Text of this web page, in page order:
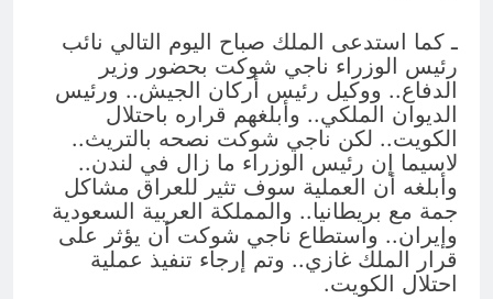
ـ كما استدعى الملك صباح اليوم التالي نائب
رئيس الوزراء ناجي شوكت بحضور وزير
الدفاع.. ووكيل رئيس أركان الجيش.. ورئيس
الديوان الملكي.. وأبلغهم قراره باحتلال
الكويت.. لكن ناجي شوكت نصحه بالتريث..
لاسيما إن رئيس الوزراء ما زال في لندن..
وأبلغه أن العملية سوف تثير للعراق مشاكل
جمة مع بريطانيا.. والمملكة العربية السعودية
وإيران.. واستطاع ناجي شوكت أن يؤثر على
قرار الملك غازي.. وتم إرجاء تنفيذ عملية
احتلال الكويت.